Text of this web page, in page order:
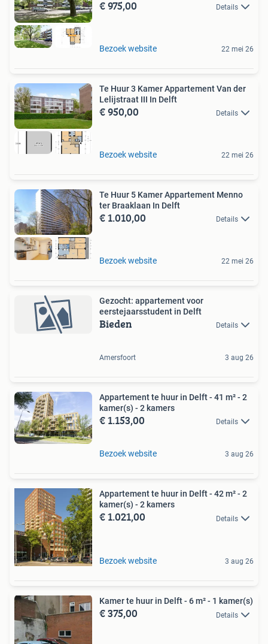
€ 975,00 Details
Bezoek website 22 mei 26
Te Huur 3 Kamer Appartement Van der
Lelijstraat III In Delft
€ 950,00 Details
Bezoek website 22 mei 26
Te Huur 5 Kamer Appartement Menno
ter Braaklaan In Delft
€ 1.010,00 Details
Bezoek website 22 mei 26
Gezocht: appartement voor
eerstejaarsstudent in Delft
Bieden Details
Amersfoort 3 aug 26
Appartement te huur in Delft - 41 m² - 2
kamer(s) - 2 kamers
€ 1.153,00 Details
Bezoek website 3 aug 26
Appartement te huur in Delft - 42 m² - 2
kamer(s) - 2 kamers
€ 1.021,00 Details
Bezoek website 3 aug 26
Kamer te huur in Delft - 6 m² - 1 kamer(s)
€ 375,00 Details